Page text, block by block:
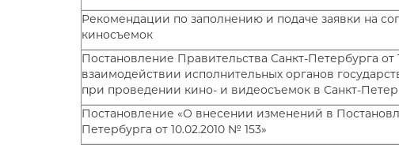
Рекомендации по заполнению и подаче заявки на
киносъемок
Постановление Правительства Санкт-Петербурга от
взаимодействии исполнительных органов
при проведении кино- и видеосъемок в Санкт-
Постановление «О внесении изменений в
Петербурга от 10.02.2010 № 153»